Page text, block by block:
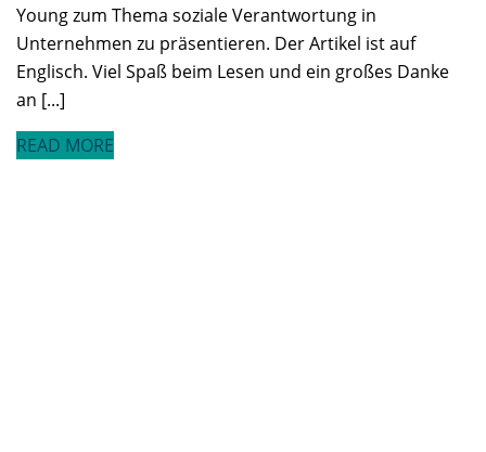
Young zum Thema soziale Verantwortung in
Unternehmen zu präsentieren. Der Artikel ist auf
Englisch. Viel Spaß beim Lesen und ein großes Danke
an [...]
READ MORE